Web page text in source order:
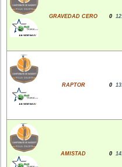
GRAVEDAD CERO 0
RAPTOR 0
AMISTAD 0